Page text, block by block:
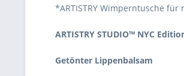
*ARTISTRY Wimperntusche
ARTISTRY STUDIO™ NYC
Getönter Lippenbalsam